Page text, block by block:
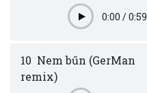
Play0:00 /0:59
10 Nem bűn (GerMan
remix)